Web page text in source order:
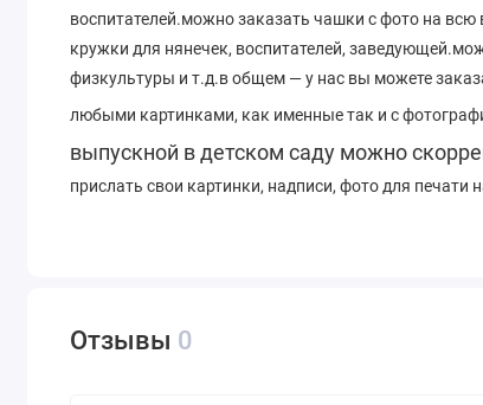
воспитателей.можно заказать чашки с фото на
кружки для нянечек, воспитателей,
физкультуры и т.д.в общем — у нас вы можете
любыми картинками, как именные так и с
выпускной в детском саду можно
прислать свои картинки, надписи, фото для печати
Отзывы 0